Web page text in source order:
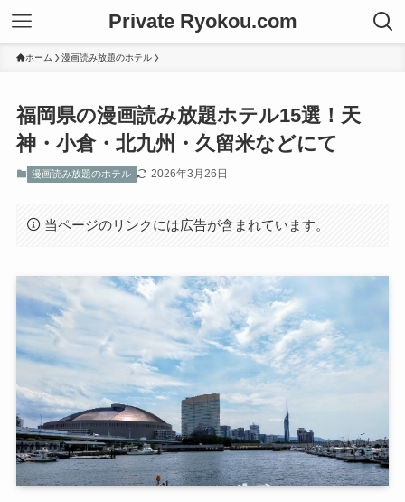
Private Ryokou.com
ホーム 漫画読み放題のホテル
福岡県の漫画読み放題ホテル15選！天
神・小倉・北九州・久留米などにて
漫画読み放題のホテル 2026年3月26日
当ページのリンクには広告が含まれています。